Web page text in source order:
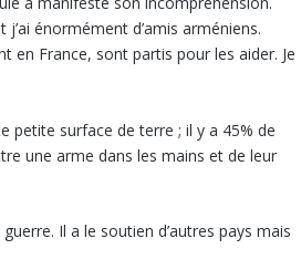
énormément d’amis arméniens.
en France, sont partis pour les aider. Je
petite surface de terre ; il y a 45% de
une arme dans les mains et de leur
Il a le soutien d’autres pays mais